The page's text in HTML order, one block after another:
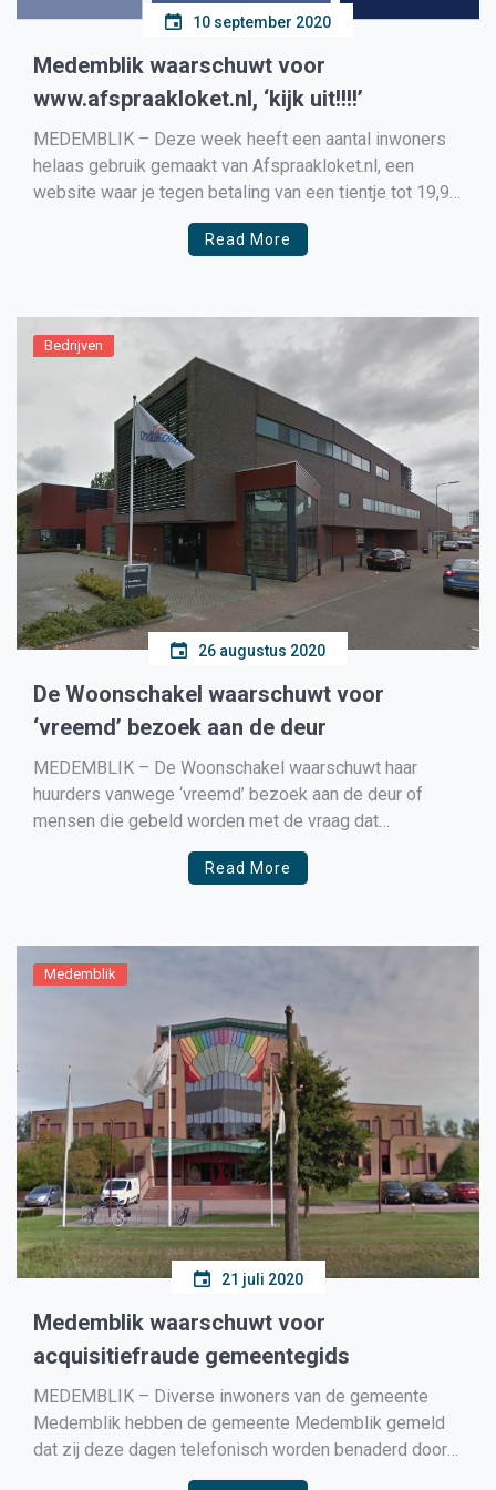
10 september 2020
Medemblik waarschuwt voor
www.afspraakloket.nl, ‘kijk uit!!!!’
MEDEMBLIK – Deze week heeft een aantal inwoners
helaas gebruik gemaakt van Afspraakloket.nl, een
website waar je tegen betaling van een tientje tot 19,95
euro afspraken kunt laten inplannen bij de gemeente
Medemblik . De gemeente Medemblik werkt op geen
Read More
Bedrijven
26 augustus 2020
De Woonschakel waarschuwt voor
‘vreemd’ bezoek aan de deur
MEDEMBLIK – De Woonschakel waarschuwt haar
huurders vanwege ‘vreemd’ bezoek aan de deur of
mensen die gebeld worden met de vraag dat
Energiewacht een afspraak voor onderhoud aan de cv-
ketel wil maken. In een oproep zegt De Woonschakel:
Read More
Medemblik
21 juli 2020
Medemblik waarschuwt voor
acquisitiefraude gemeentegids
MEDEMBLIK – Diverse inwoners van de gemeente
Medemblik hebben de gemeente Medemblik gemeld
dat zij deze dagen telefonisch worden benaderd door
een bedrijf dat zegt de uitgever te zijn van de